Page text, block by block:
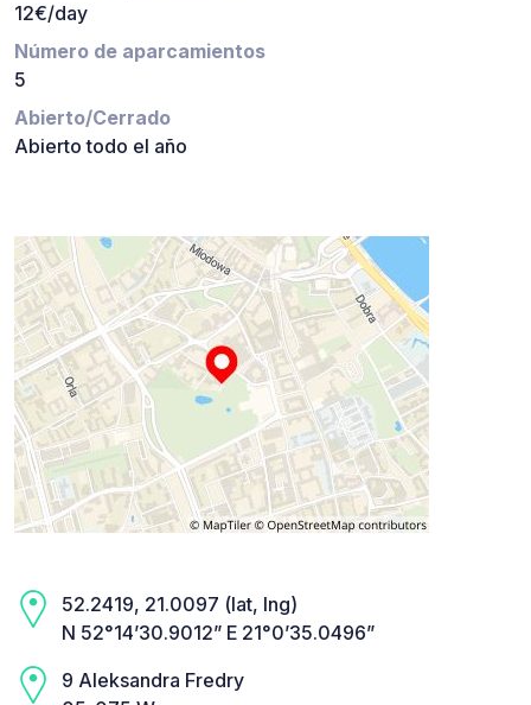
12€/day
Número de aparcamientos
5
Abierto/Cerrado
Abierto todo el año
52.2419, 21.0097 (lat, lng)
N 52°14’30.9012” E 21°0’35.0496”
9 Aleksandra Fredry